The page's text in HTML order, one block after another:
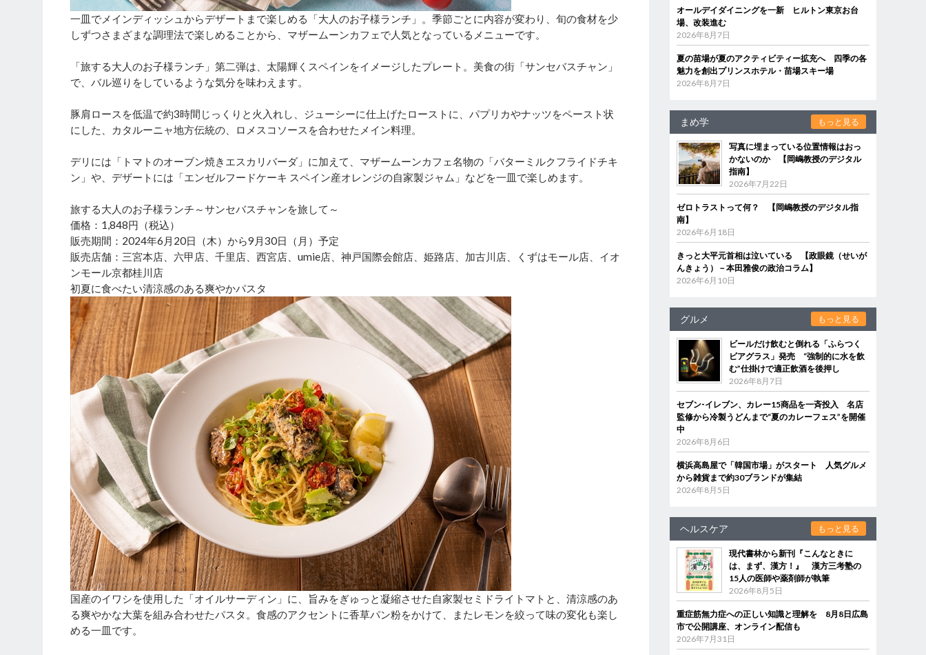
一皿でメインディッシュからデザートまで楽しめる「大人のお子様ランチ」。季節ごとに内容が変わり、旬の食材を少
しずつさまざまな調理法で楽しめることから、マザームーンカフェで人気となっているメニューです。
「旅する大人のお子様ランチ」第二弾は、太陽輝くスペインをイメージしたプレート。美食の街「サンセバスチャン」
で、バル巡りをしているような気分を味わえます。
豚肩ロースを低温で約3時間じっくりと火入れし、ジューシーに仕上げたローストに、パプリカやナッツをペースト状
にした、カタルーニャ地方伝統の、ロメスコソースを合わせたメイン料理。
デリには「トマトのオーブン焼きエスカリバーダ」に加えて、マザームーンカフェ名物の「バターミルクフライドチキ
ン」や、デザートには「エンゼルフードケーキ スペイン産オレンジの自家製ジャム」などを一皿で楽しめます。
旅する大人のお子様ランチ～サンセバスチャンを旅して～
価格：1,848円（税込）
販売期間：2024年6月20日（木）から9月30日（月）予定
販売店舗：三宮本店、六甲店、千里店、西宮店、umie店、神戸国際会館店、姫路店、加古川店、くずはモール店、イオ
ンモール京都桂川店
初夏に食べたい清涼感のある爽やかパスタ
国産のイワシを使用した「オイルサーディン」に、旨みをぎゅっと凝縮させた自家製セミドライトマトと、清涼感のあ
る爽やかな大葉を組み合わせたパスタ。食感のアクセントに香草パン粉をかけて、またレモンを絞って味の変化も楽し
める一皿です。
オールデイダイニングを一新 ヒルトン東京お台
場、改装進む
2026年8月7日
夏の苗場が夏のアクティビティー拡充へ 四季の各
魅力を創出プリンスホテル・苗場スキー場
2026年8月7日
まめ学 もっと見る
写真に埋まっている位置情報はおっ
かないのか 【岡嶋教授のデジタル
指南】
2026年7月22日
ゼロトラストって何？ 【岡嶋教授のデジタル指
南】
2026年6月18日
きっと大平元首相は泣いている 【政眼鏡（せいが
んきょう）－本田雅俊の政治コラム】
2026年6月10日
グルメ もっと見る
ビールだけ飲むと倒れる「ふらつく
ビアグラス」発売 “強制的に水を飲
む”仕掛けで適正飲酒を後押し
2026年8月7日
セブン‐イレブン、カレー15商品を一斉投入 名店
監修から冷製うどんまで“夏のカレーフェス”を開催
中
2026年8月6日
横浜高島屋で「韓国市場」がスタート 人気グルメ
から雑貨まで約30ブランドが集結
2026年8月5日
ヘルスケア もっと見る
現代書林から新刊『こんなときに
は、まず、漢方！』 漢方三考塾の
15人の医師や薬剤師が執筆
2026年8月5日
重症筋無力症への正しい知識と理解を 8月8日広島
市で公開講座、オンライン配信も
2026年7月31日